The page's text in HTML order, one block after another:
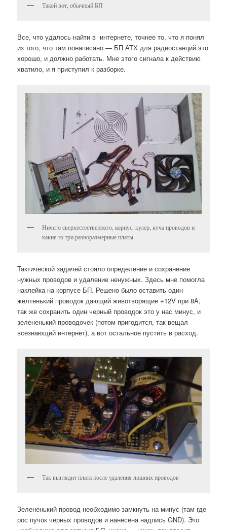
Такой вот, обычный БП
Все, что удалось найти в интернете, точнее то, что я понял
из того, что там понаписано — БП АТХ для радиостанций это
хорошо, и должно работать. Мне этого сигнала к действию
хватило, и я приступил к разборке.
Ничего сверхестественного, корпус, кулер, куча проводов и
какие то три разноразмерные платы
Тактической задачей стояло определение и сохранение
нужных проводов и удаление ненужных. Здесь мне помогла
наклейка на корпусе БП. Решено было оставить один
желтенький проводок дающий животворящие +12V при 8A,
так же сохранить один черный проводок это у нас минус, и
зелененький проводочек (потом пригодится, так вещал
всезнающий интернет), а вот остальное пустить в расход.
Так выглядит плата после удаления лишних проводов
Зелененький провод необходимо замкнуть на минус (там где
рос пучок черных проводов и нанесена надпись GND). Это